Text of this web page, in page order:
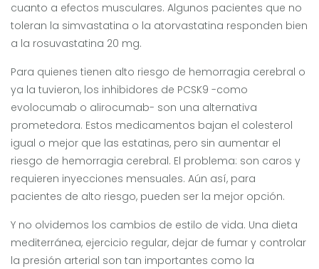
cuanto a efectos musculares. Algunos pacientes que no
toleran la simvastatina o la atorvastatina responden bien
a la rosuvastatina 20 mg.
Para quienes tienen alto riesgo de hemorragia cerebral o
ya la tuvieron, los inhibidores de PCSK9 -como
evolocumab o alirocumab- son una alternativa
prometedora. Estos medicamentos bajan el colesterol
igual o mejor que las estatinas, pero sin aumentar el
riesgo de hemorragia cerebral. El problema: son caros y
requieren inyecciones mensuales. Aún así, para
pacientes de alto riesgo, pueden ser la mejor opción.
Y no olvidemos los cambios de estilo de vida. Una dieta
mediterránea, ejercicio regular, dejar de fumar y controlar
la presión arterial son tan importantes como la